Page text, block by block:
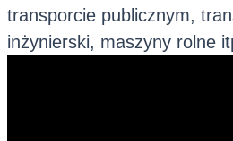
transporcie publicznym,
inżynierski, maszyny rolne